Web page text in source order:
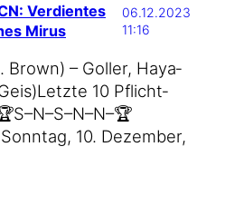
Verdientes
Mirus
06.12.2023
11:16
Brown) – Gol­ler, Haya­
10 Pflicht­
10. Dezem­ber,